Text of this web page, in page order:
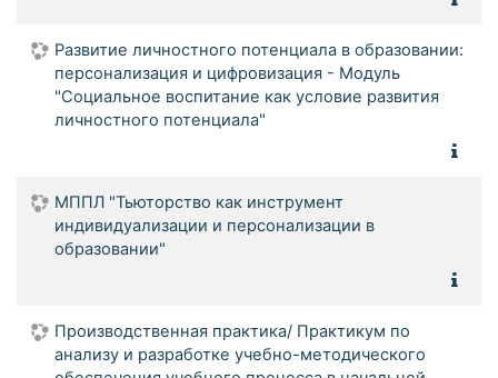
Развитие личностного потенциала в образовании:
персонализация и цифровизация - Модуль
"Социальное воспитание как условие развития
личностного потенциала"
МППЛ "Тьюторство как инструмент
индивидуализации и персонализации в
образовании"
Производственная практика/ Практикум по
анализу и разработке учебно-методического